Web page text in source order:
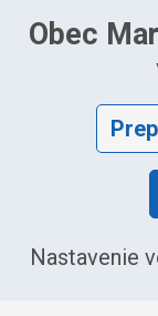
Obec
Nastavenie